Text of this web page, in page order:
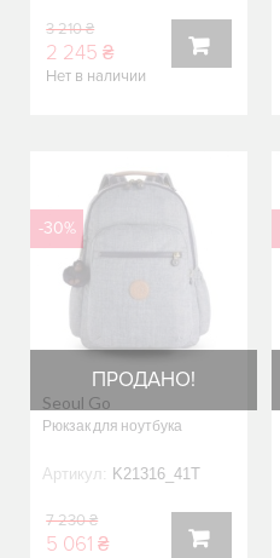
3 210 ₴
2 245 ₴
Нет в наличии
ПРОДАНО!
-30%
Seoul Go
Рюкзак для ноутбука
Артикул: K21316_41T
7 230 ₴
5 061 ₴